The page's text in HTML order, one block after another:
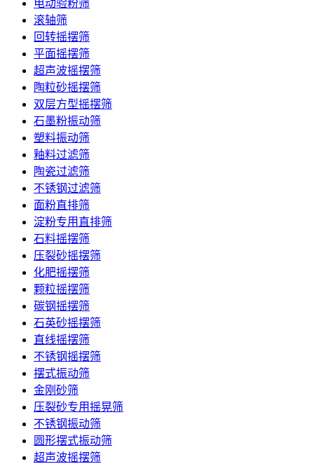
电动验粉筛
滚轴筛
回转摇摆筛
平面摇摆筛
超声波摇摆筛
陶粒砂摇摆筛
双层方型摇摆筛
石墨粉振动筛
塑料振动筛
釉料过滤筛
陶瓷过滤筛
不锈钢过滤筛
面粉直排筛
淀粉专用直排筛
石料摇摆筛
压裂砂摇摆筛
化肥摇摆筛
颗粒摇摆筛
碳钢摇摆筛
石英砂摇摆筛
直线摇摆筛
不锈钢摇摆筛
摆式振动筛
金刚砂筛
压裂砂专用摇晃筛
不锈钢振动筛
圆形摆式振动筛
超声波摇摆筛